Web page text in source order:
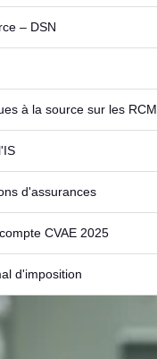
– DSN
à la source sur les RCM
d'assurances
CVAE 2025
d'imposition